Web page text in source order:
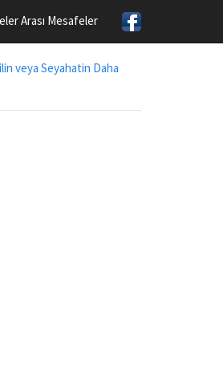
Arası Mesafeler
veya Seyahatin Daha